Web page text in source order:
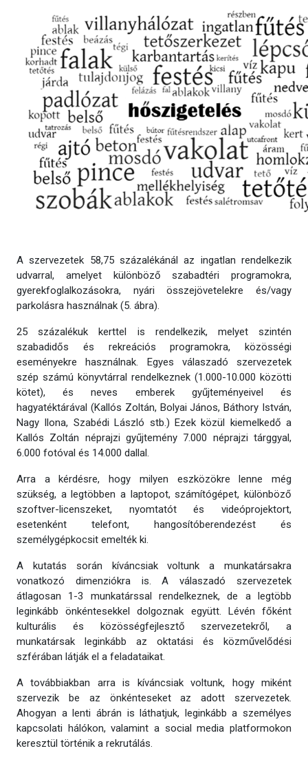
A szervezetek 58,75 százalékánál az ingatlan rendelkezik
udvarral, amelyet különböző szabadtéri programokra,
gyerekfoglalkozásokra, nyári összejövetelekre és/vagy
parkolásra használnak (5. ábra).
25 százalékuk kerttel is rendelkezik, melyet szintén
szabadidős és rekreációs programokra, közösségi
eseményekre használnak. Egyes válaszadó szervezetek
szép számú könyvtárral rendelkeznek (1.000-10.000 közötti
kötet), és neves emberek gyűjteményeivel és
hagyatéktárával (Kallós Zoltán, Bolyai János, Báthory István,
Nagy Ilona, Szabédi László stb.) Ezek közül kiemelkedő a
Kallós Zoltán néprajzi gyűjtemény 7.000 néprajzi tárggyal,
6.000 fotóval és 14.000 dallal.
Arra a kérdésre, hogy milyen eszközökre lenne még
szükség, a legtöbben a laptopot, számítógépet, különböző
szoftver-licenszeket, nyomtatót és videóprojektort,
esetenként telefont, hangosítóberendezést és
személygépkocsit emelték ki.
A kutatás során kíváncsiak voltunk a munkatársakra
vonatkozó dimenziókra is. A válaszadó szervezetek
átlagosan 1-3 munkatárssal rendelkeznek, de a legtöbb
leginkább önkéntesekkel dolgoznak együtt. Lévén főként
kulturális és közösségfejlesztő szervezetekről, a
munkatársak leginkább az oktatási és közművelődési
szférában látják el a feladataikat.
A továbbiakban arra is kíváncsiak voltunk, hogy miként
szervezik be az önkénteseket az adott szervezetek.
Ahogyan a lenti ábrán is láthatjuk, leginkább a személyes
kapcsolati hálókon, valamint a social media platformokon
keresztül történik a rekrutálás.